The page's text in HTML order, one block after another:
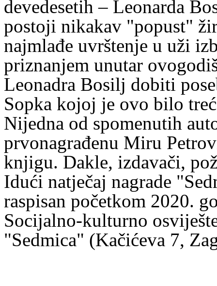
devedesetih – Leonarda
postoji nikakav "popust"
najmlađe uvrštenje u uži
priznanjem unutar
Leonadra Bosilj dobiti
Sopka kojoj je ovo bilo
Nijedna od spomenutih
prvonagrađenu Miru
knjigu. Dakle, izdavači,
Idući natječaj nagrade
raspisan početkom 2020.
Socijalno-kulturno
"Sedmica" (Kačićeva 7,